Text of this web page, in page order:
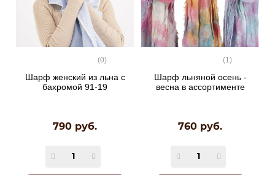
(0)
Шарф женский из льна с
бахромой 91-19
790 руб.
(1)
Шарф льняной осень -
весна в ассортименте
760 руб.